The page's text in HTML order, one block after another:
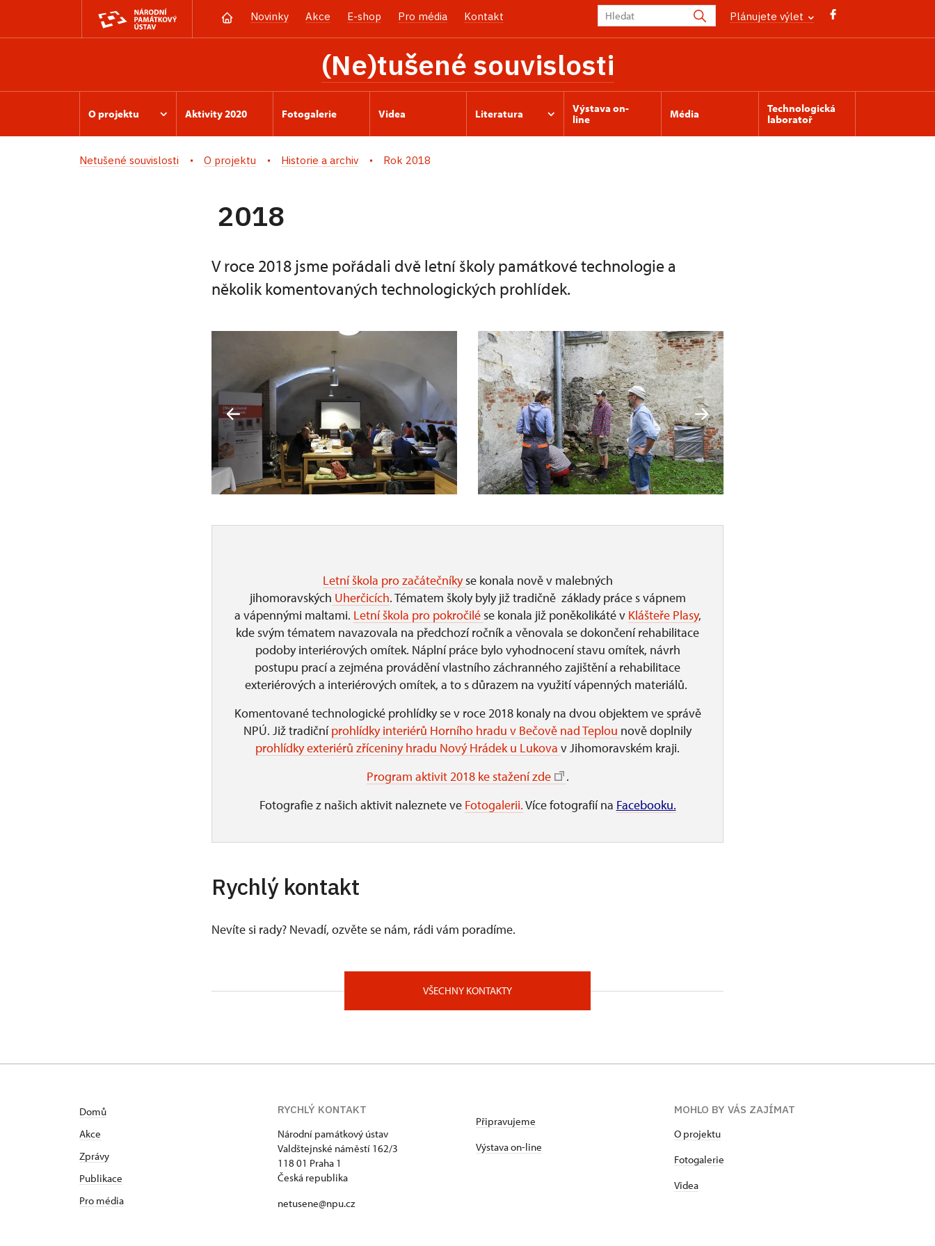
Novinky Akce E-shop Pro média Kontakt Plánujete výlet
(Ne)tušené souvislosti
O projektu Aktivity 2020 Fotogalerie Videa Literatura
Výstava on-
line
Média
Technologická
laboratoř
Netušené souvislosti O projektu Historie a archiv Rok 2018
2018
V roce 2018 jsme pořádali dvě letní školy památkové technologie a
několik komentovaných technologických prohlídek.
Letní škola pro začátečníkyse konala nově v malebných
jihomoravských Uherčicích. Tématem školy byly již tradičně základy práce s vápnem
a vápennými maltami. Letní škola pro pokročilése konala již poněkolikáté v Klášteře Plasy,
kde svým tématem navazovala na předchozí ročník a věnovala se dokončení rehabilitace
podoby interiérových omítek. Náplní práce bylo vyhodnocení stavu omítek, návrh
postupu prací a zejména provádění vlastního záchranného zajištění a rehabilitace
exteriérových a interiérových omítek, a to s důrazem na využití vápenných materiálů.
Komentované technologické prohlídky se v roce 2018 konaly na dvou objektem ve správě
NPÚ. Již tradičníprohlídky interiérů Horního hradu v Bečově nad Teplou nově doplnily
prohlídky exteriérů zříceniny hradu Nový Hrádek u Lukova v Jihomoravském kraji.
Program aktivit 2018 ke stažení zde
.
Fotografie z našich aktivit naleznete ve Fotogalerii.Více fotografií na Facebooku.
Rychlý kontakt
Nevíte si rady? Nevadí, ozvěte se nám, rádi vám poradíme.
VŠECHNY KONTAKTY
Domů
Akce
Zprávy
Publikace
Pro média
RYCHLÝ KONTAKT
Národní památkový ústav
Valdštejnské náměstí 162/3
118 01 Praha 1
Česká republika
netusene@npu.cz
Připravujeme
Výstava on-line
MOHLO BY VÁS ZAJÍMAT
O projektu
Fotogalerie
Videa